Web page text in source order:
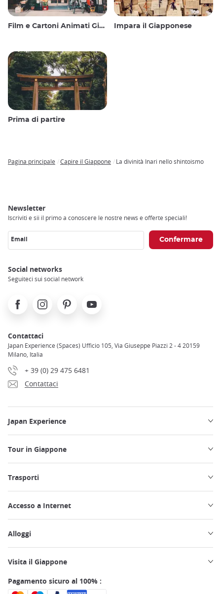
Film e Cartoni Animati Giapponesi Impara il Giapponese
Prima di partire
Pagina principale Capire il Giappone La divinità Inari nello shintoismo
Newsletter
Iscriviti e sii il primo a conoscere le nostre news e offerte speciali!
Email
Social networks
Seguiteci sui social network
FacebookInstagramPinterest Youtube
Contattaci
Japan Experience (Spaces) Ufficio 105, Via Giuseppe Piazzi 2 - 4 20159
Milano, Italia
+ 39 (0) 29 475 6481
Contattaci
Japan Experience
Tour in Giappone
Trasporti
Accesso a Internet
Alloggi
Visita il Giappone
Pagamento sicuro al 100% :